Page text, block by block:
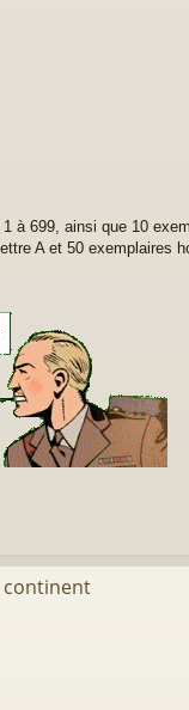
à 699, ainsi que 10
A et 50 exemplaires
continent